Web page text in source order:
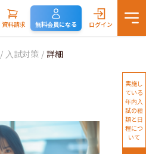
資料請求 無料会員になる ログイン
/ 入試対策 / 詳細
実施し
ている
年内入
試の種
類と日
程につ
いて